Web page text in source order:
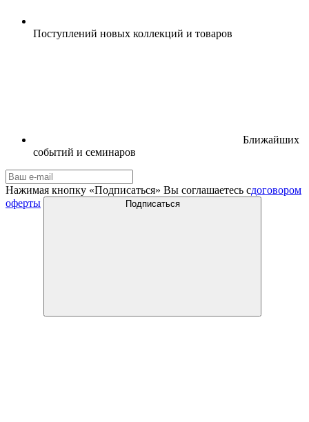
Поступлений новых коллекций и товаров
Ближайших
событий и семинаров
Нажимая кнопку «Подписаться» Вы соглашаетесь сдоговором
оферты
Подписаться